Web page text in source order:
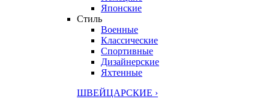
Японские
Стиль
Военные
Классические
Спортивные
Дизайнерские
Яхтенные
ШВЕЙЦАРСКИЕ ›